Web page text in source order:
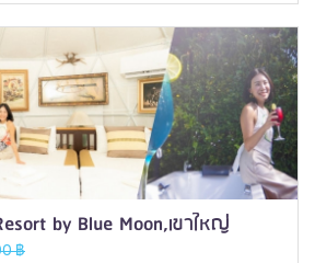
by Blue Moon,เขาใหญ่
฿